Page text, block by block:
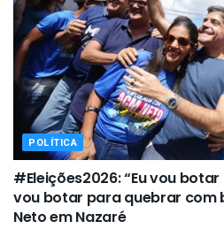
POLÍTICA
#Eleições2026: “Eu vou
vou botar para quebrar com
Neto em Nazaré